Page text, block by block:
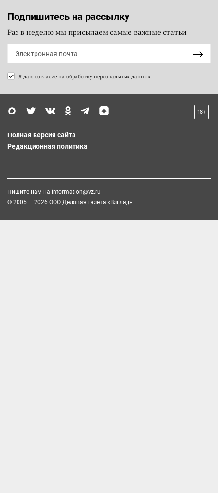
Подпишитесь на рассылку
Раз в неделю мы присылаем самые важные статьи
Я даю согласие на обработку персональных данных
18+
Полная версия сайта
Редакционная политика
Пишите нам на information@vz.ru
© 2005 — 2026 ООО Деловая газета «Взгляд»